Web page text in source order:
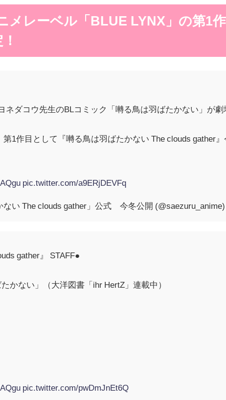
メレーベル「BLUE LYNX」の第1
ネダコウ先生のBLコミック「囀る鳥は羽ばたかない」が劇
第1作目として『囀る鳥は羽ばたかない The clouds gather
pic.twitter.com/a9ERjDEVFq
い The clouds gather」公式 今冬公開 (@saezuru_anime)
gather』 STAFF●
かない」（大洋図書「ihr HertZ」連載中）
pic.twitter.com/pwDmJnEt6Q